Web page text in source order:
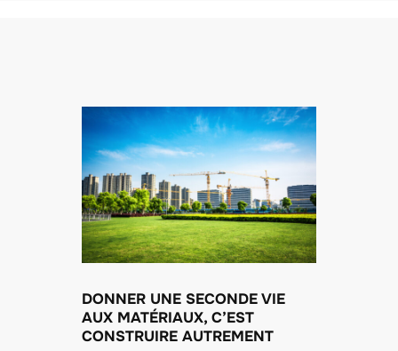
DONNER UNE SECONDE VIE
AUX MATÉRIAUX, C’EST
CONSTRUIRE AUTREMENT